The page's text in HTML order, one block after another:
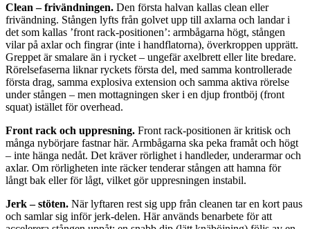
Clean – frivändningen. Den första halvan kallas clean eller
frivändning. Stången lyfts från golvet upp till axlarna och landar i
det som kallas ’front rack-positionen’: armbågarna högt, stången
vilar på axlar och fingrar (inte i handflatorna), överkroppen upprätt.
Greppet är smalare än i rycket – ungefär axelbrett eller lite bredare.
Rörelsefaserna liknar ryckets första del, med samma kontrollerade
första drag, samma explosiva extension och samma aktiva rörelse
under stången – men mottagningen sker i en djup frontböj (front
squat) istället för overhead.
Front rack och uppresning. Front rack-positionen är kritisk och
många nybörjare fastnar här. Armbågarna ska peka framåt och högt
– inte hänga nedåt. Det kräver rörlighet i handleder, underarmar och
axlar. Om rörligheten inte räcker tenderar stången att hamna för
långt bak eller för lågt, vilket gör uppresningen instabil.
Jerk – stöten. När lyftaren rest sig upp från cleanen tar en kort paus
och samlar sig inför jerk-delen. Här används benarbete för att